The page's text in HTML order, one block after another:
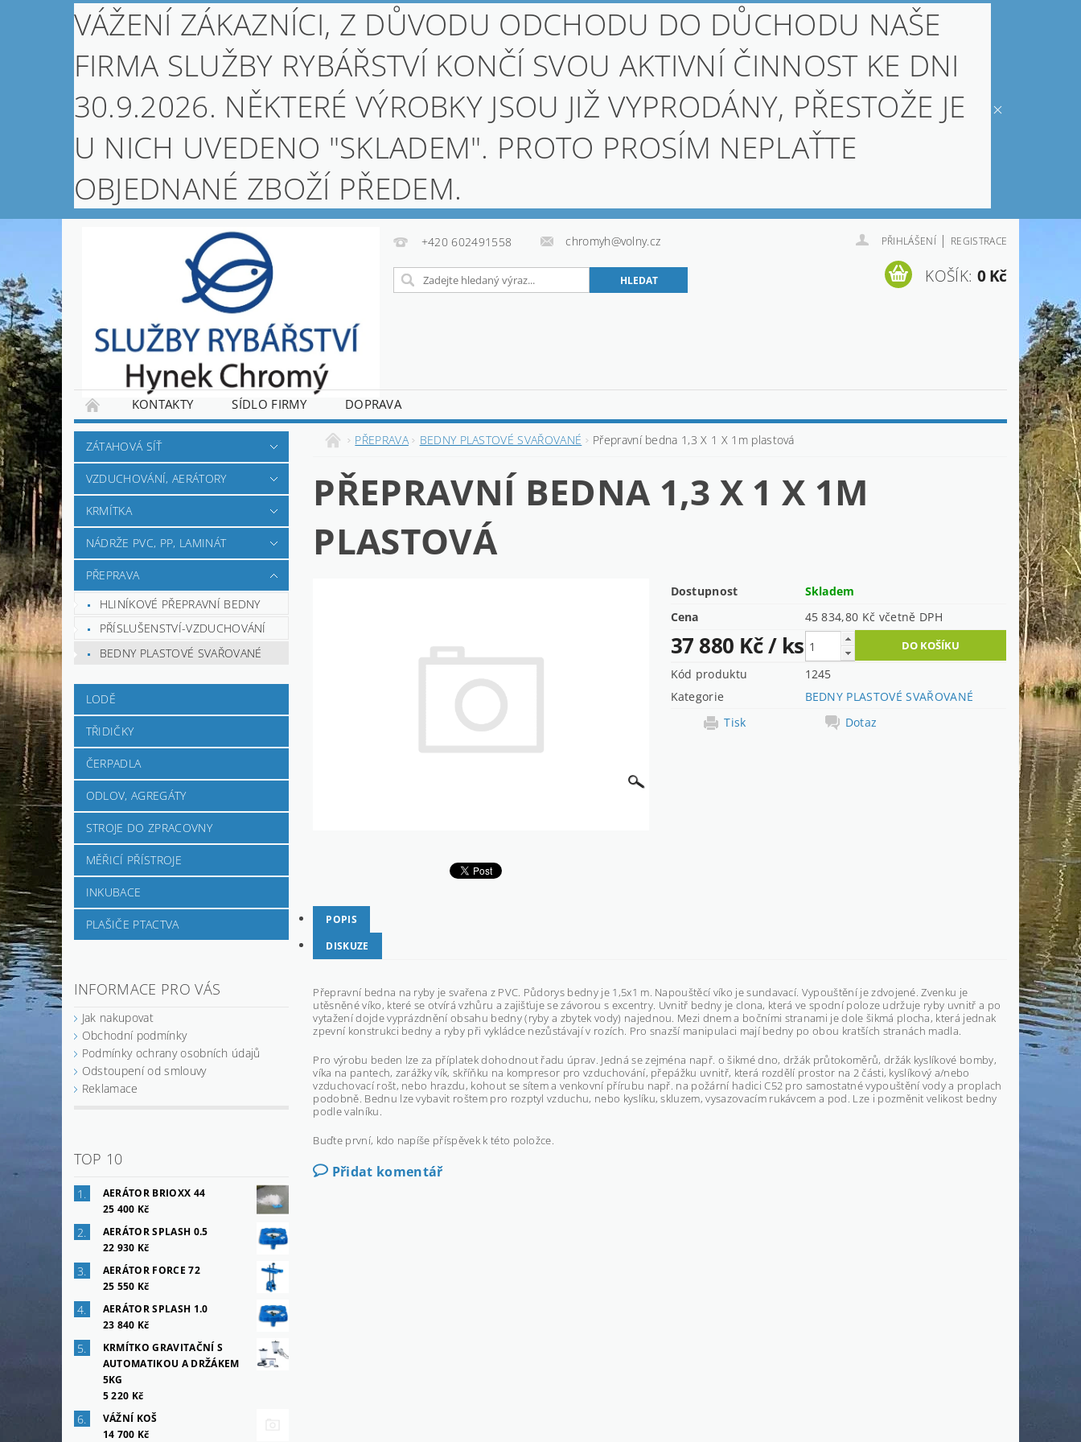
VÁŽENÍ ZÁKAZNÍCI, Z DŮVODU ODCHODU DO DŮCHODU NAŠE
FIRMA SLUŽBY RYBÁŘSTVÍ KONČÍ SVOU AKTIVNÍ ČINNOST KE DNI
30.9.2026. NĚKTERÉ VÝROBKY JSOU JIŽ VYPRODÁNY, PŘESTOŽE JE
U NICH UVEDENO "SKLADEM". PROTO PROSÍM NEPLAŤTE
OBJEDNANÉ ZBOŽÍ PŘEDEM.
+420 602491558 chromyh@volny.cz PŘIHLÁŠENÍ | REGISTRACE
KOŠÍK: 0 Kč
KONTAKTY SÍDLO FIRMY DOPRAVA
ZÁTAHOVÁ SÍŤ
VZDUCHOVÁNÍ, AERÁTORY
KRMÍTKA
NÁDRŽE PVC, PP, LAMINÁT
PŘEPRAVA
HLINÍKOVÉ PŘEPRAVNÍ BEDNY
PŘÍSLUŠENSTVÍ-VZDUCHOVÁNÍ
BEDNY PLASTOVÉ SVAŘOVANÉ
LODĚ
TŘIDIČKY
ČERPADLA
ODLOV, AGREGÁTY
STROJE DO ZPRACOVNY
MĚŘICÍ PŘÍSTROJE
INKUBACE
PLAŠIČE PTACTVA
INFORMACE PRO VÁS
Jak nakupovat
Obchodní podmínky
Podmínky ochrany osobních údajů
Odstoupení od smlouvy
Reklamace
TOP 10
AERÁTOR BRIOXX 44
25 400 Kč
AERÁTOR SPLASH 0.5
22 930 Kč
AERÁTOR FORCE 72
25 550 Kč
AERÁTOR SPLASH 1.0
23 840 Kč
KRMÍTKO GRAVITAČNÍ S
AUTOMATIKOU A DRŽÁKEM
5KG
5 220 Kč
VÁŽNÍ KOŠ
14 700 Kč
PŘEPRAVA BEDNY PLASTOVÉ SVAŘOVANÉ Přepravní bedna 1,3 X 1 X 1m plastová
PŘEPRAVNÍ BEDNA 1,3 X 1 X 1M
PLASTOVÁ
Dostupnost
Skladem
Cena
45 834,80 Kč včetně DPH
37 880 Kč/ ks
Kód produktu
1245
Kategorie
BEDNY PLASTOVÉ SVAŘOVANÉ
Tisk
Dotaz
POPIS
DISKUZE
Přepravní bedna na ryby je svařena z PVC. Půdorys bedny je 1,5x1 m. Napouštěcí víko je sundavací. Vypouštění je zdvojené. Zvenku je
utěsněné víko, které se otvírá vzhůru a zajišťuje se závorou s excentry. Uvnitř bedny je clona, která ve spodní poloze udržuje ryby uvnitř a po
vytažení dojde vyprázdnění obsahu bedny (ryby a zbytek vody) najednou. Mezi dnem a bočními stranami je dole šikmá plocha, která jednak
zpevní konstrukci bedny a ryby při vykládce nezůstávají v rozích. Pro snazší manipulaci mají bedny po obou kratších stranách madla.
Pro výrobu beden lze za příplatek dohodnout řadu úprav. Jedná se zejména např. o šikmé dno, držák průtokoměrů, držák kyslíkové bomby,
víka na pantech, zarážky vík, skříňku na kompresor pro vzduchování, přepážku uvnitř, která rozdělí prostor na 2 části, kyslíkový a/nebo
vzduchovací rošt, nebo hrazdu, kohout se sítem a venkovní přírubu např. na požární hadici C52 pro samostatné vypouštění vody a proplach
podobně. Bednu lze vybavit roštem pro rozptyl vzduchu, nebo kyslíku, skluzem, vysazovacím rukávcem a pod. Lze i pozměnit velikost bedny
podle valníku.
Buďte první, kdo napíše příspěvek k této položce.
Přidat komentář